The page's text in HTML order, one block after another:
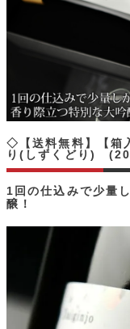
1回の仕込みで少量
醸！
◇【送料無料】【
り(しずくどり)